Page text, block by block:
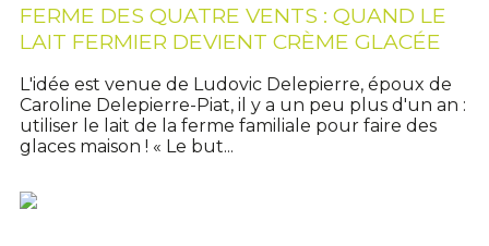
FERME DES QUATRE VENTS : QUAND LE
LAIT FERMIER DEVIENT CRÈME GLACÉE
L'idée est venue de Ludovic Delepierre, époux de
Caroline Delepierre-Piat, il y a un peu plus d'un an :
utiliser le lait de la ferme familiale pour faire des
glaces maison ! « Le but...